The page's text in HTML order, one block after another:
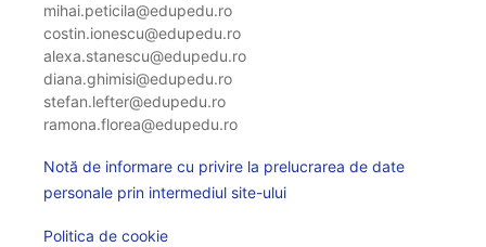
mihai.peticila@edupedu.ro
costin.ionescu@edupedu.ro
alexa.stanescu@edupedu.ro
diana.ghimisi@edupedu.ro
stefan.lefter@edupedu.ro
ramona.florea@edupedu.ro
Notă de informare cu privire la prelucrarea de date
personale prin intermediul site-ului
Politica de cookie